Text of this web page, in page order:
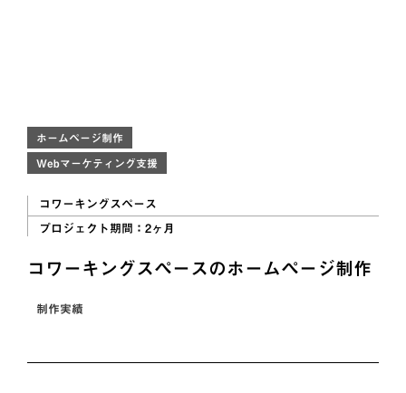
ホームページ制作
Webマーケティング支援
コワーキングスペース
プロジェクト期間：2ヶ月
コワーキングスペースのホームページ制作
制作実績